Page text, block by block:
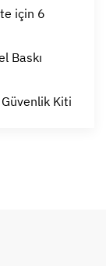
için 6
Baskı
Kiti